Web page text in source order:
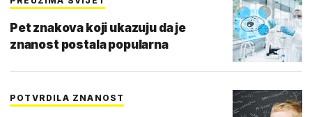
Pet znakova koji ukazuju da je
znanost postala popularna
POTVRDILA ZNANOST